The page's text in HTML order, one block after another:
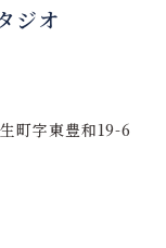
ジオ
町字東豊和19-6